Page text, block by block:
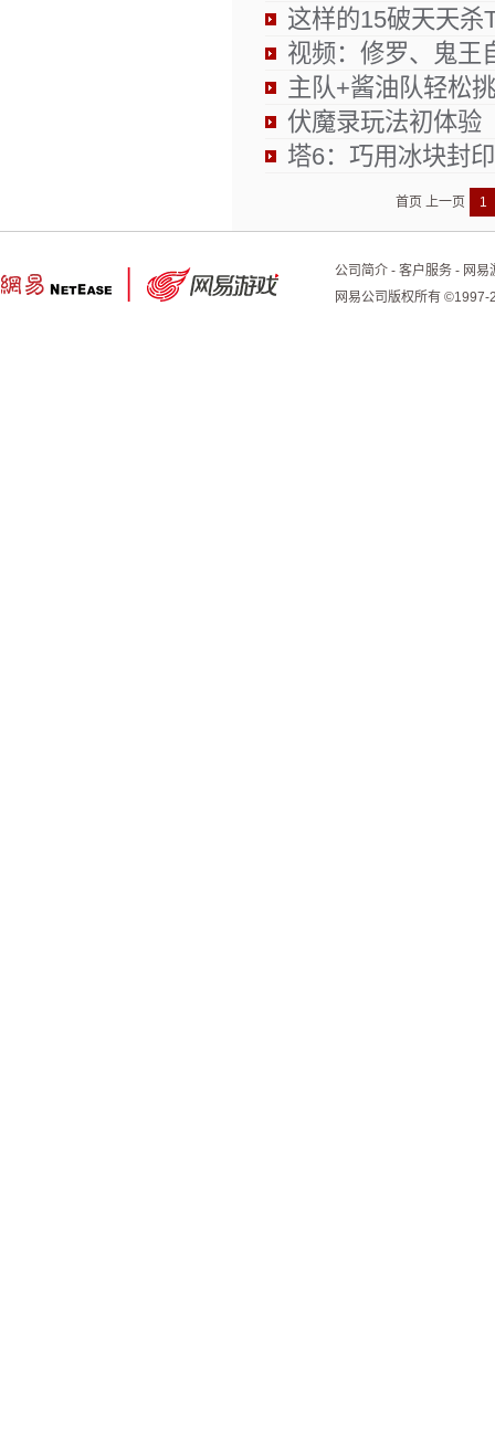
这样的15破天天杀
视频：修罗、鬼王
主队+酱油队轻松
伏魔录玩法初体验
塔6：巧用冰块封
首页 上一页 1
公司简介 - 客户服务 - 网易
网易公司版权所有